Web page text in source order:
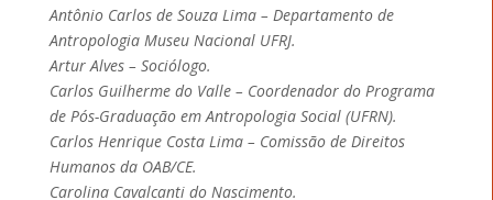
Antônio Carlos de Souza Lima – Departamento de
Antropologia Museu Nacional UFRJ.
Artur Alves – Sociólogo.
Carlos Guilherme do Valle – Coordenador do Programa
de Pós-Graduação em Antropologia Social (UFRN).
Carlos Henrique Costa Lima – Comissão de Direitos
Humanos da OAB/CE.
Carolina Cavalcanti do Nascimento.